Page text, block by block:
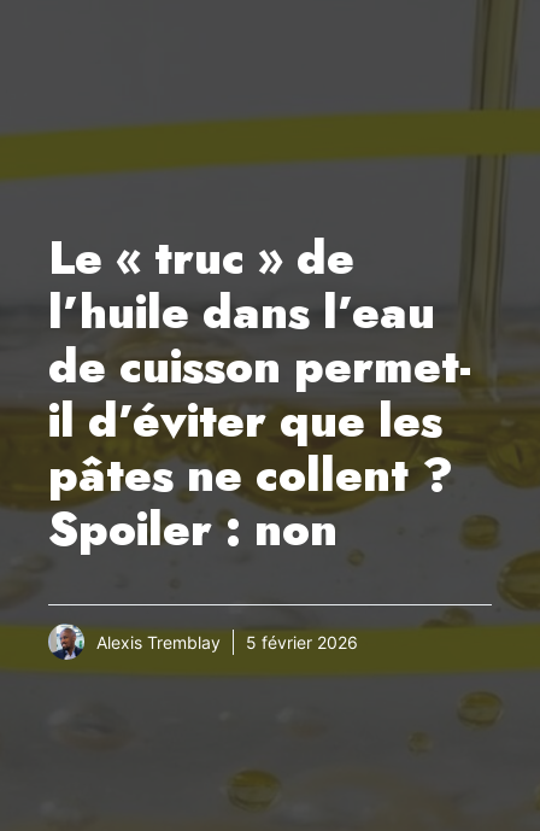
Le « truc » de
l’huile dans l’eau
de cuisson permet-
il d’éviter que les
pâtes ne collent ?
Spoiler : non
Alexis Tremblay 5 février 2026